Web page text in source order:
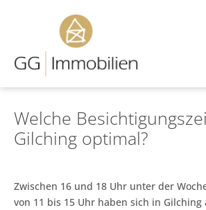
Welche
Gilching optimal?
Zwischen 16 und 18 Uhr unter der
von 11 bis 15 Uhr haben sich in Gilching